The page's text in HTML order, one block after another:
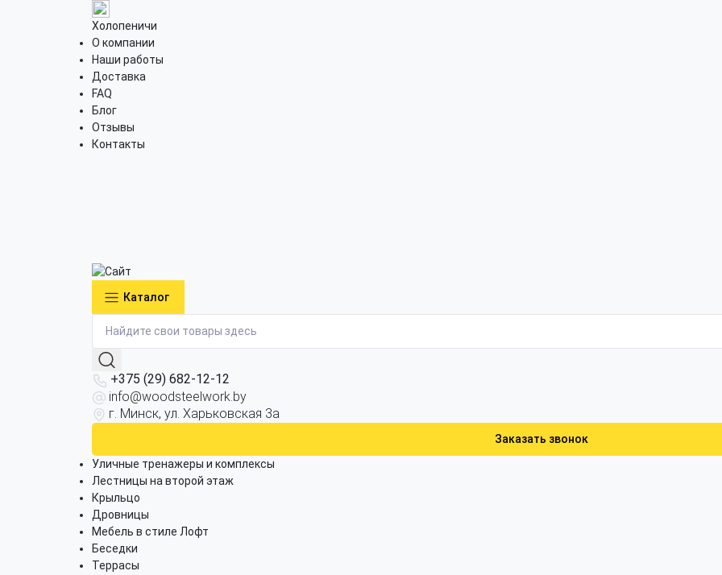
Холопеничи
О компании
Наши работы
Доставка
FAQ
Блог
Отзывы
Контакты
Каталог
+375 (29) 682-12-12
info@woodsteelwork.by
г. Минск, ул. Харьковская 3а
Заказать звонок
Уличные тренажеры и комплексы
Лестницы на второй этаж
Крыльцо
Дровницы
Мебель в стиле Лофт
Беседки
Террасы